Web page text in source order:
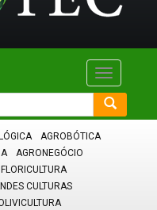
Toggle
AGROBÓTICA
AGRONEGÓCIO
FLORICULTURA
CULTURAS